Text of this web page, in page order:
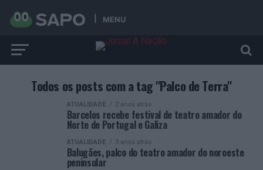
MENU
Todos os posts com a tag "Palco de Terra"
ATUALIDADE 2 anos atrás
Barcelos recebe festival de teatro amador do
Norte de Portugal e Galiza
ATUALIDADE 3 anos atrás
Balugães, palco do teatro amador do noroeste
peninsular